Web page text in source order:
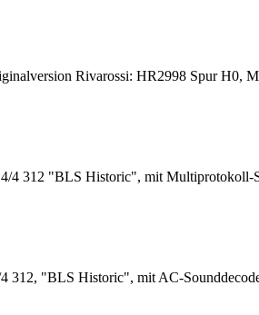
Rivarossi: HR2998 Spur H0,
4 312 "BLS Historic", mit Multiprotokoll-
312, "BLS Historic", mit AC-